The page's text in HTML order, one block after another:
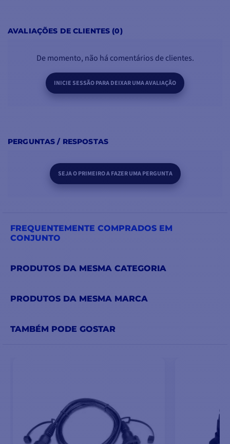
AVALIAÇÕES DE CLIENTES (0)
De momento, não há comentários de clientes.
INICIE SESSÃO PARA DEIXAR UMA AVALIAÇÃO
PERGUNTAS / RESPOSTAS
SEJA O PRIMEIRO A FAZER UMA PERGUNTA
FREQUENTEMENTE COMPRADOS EM
CONJUNTO
PRODUTOS DA MESMA CATEGORIA
PRODUTOS DA MESMA MARCA
TAMBÉM PODE GOSTAR